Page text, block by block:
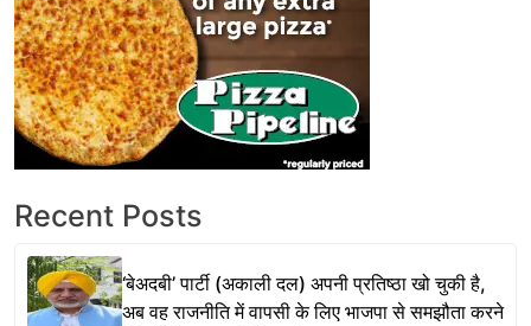
Recent Posts
‘बेअदबी’ पार्टी (अकाली दल) अपनी प्रतिष्ठा खो चुकी है,
अब वह राजनीति में वापसी के लिए भाजपा से समझौता करने